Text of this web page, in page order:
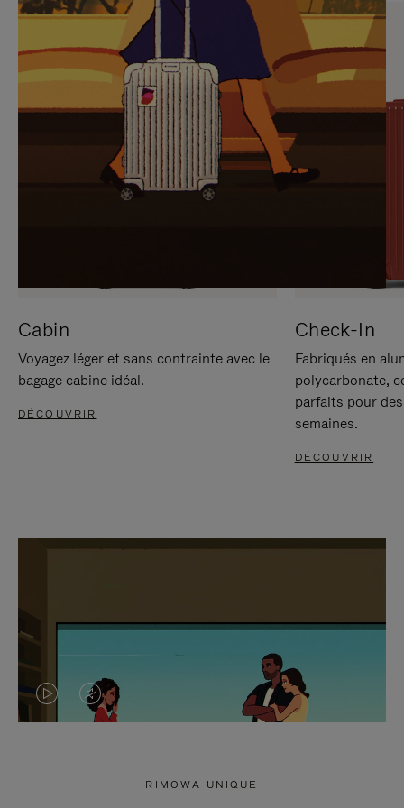
SUR
POUR
METTRE
PAUSE
VEUILLEZ
CLIQUER
POUR
RÉACTIVER
LE
SON
Cabin
Voyagez léger et sans contrainte avec le
bagage cabine idéal.
DÉCOUVRIR
Check-In
Fabriqués en
polycarbonate,
parfaits pour
semaines.
DÉCOUVRIR
LA LE
RIMOWA UNIQUE